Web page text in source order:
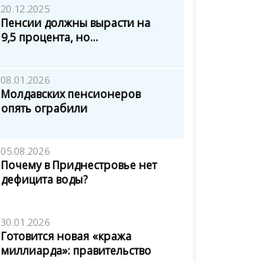
20.12.2025
Пенсии должны вырасти на
9,5 процента, но...
08.01.2026
Молдавских пенсионеров
опять ограбили
05.08.2026
Почему в Приднестровье нет
дефицита воды?
30.01.2026
Готовится новая «кража
миллиарда»: правительство